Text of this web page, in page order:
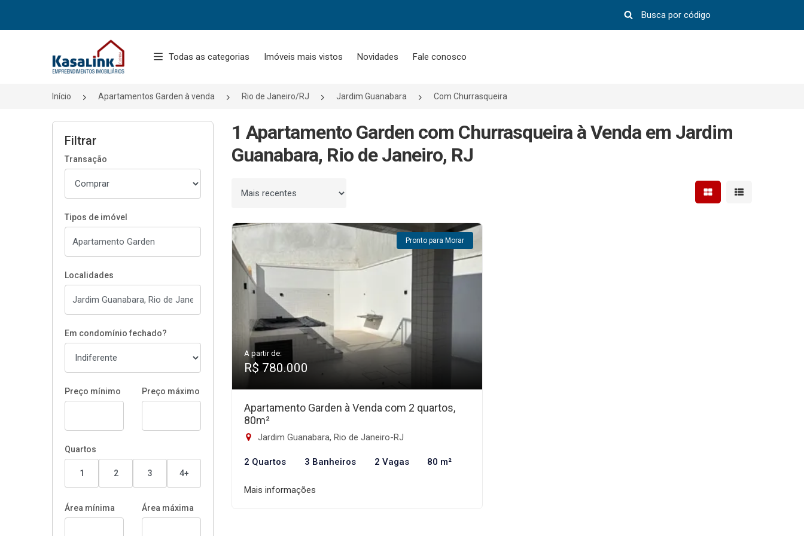
Página inicial
Todas as categorias Imóveis mais vistos Novidades Fale conosco
Início Apartamentos Garden à venda Rio de Janeiro/RJ Jardim Guanabara Com Churrasqueira
Filtrar
Transação
Tipos de imóvel
Localidades
Em condomínio fechado?
Preço mínimo Preço máximo
Quartos
1 2 3 4+
Área mínima Área máxima
1 Apartamento Garden com Churrasqueira à Venda em Jardim
Guanabara, Rio de Janeiro, RJ
Ordenar por Mostrar resultados em
Mostrar
Pronto para Morar
A partir de:
R$ 780.000
Apartamento Garden à Venda com 2 quartos,
80m²
Jardim Guanabara, Rio de Janeiro-RJ
2 Quartos 3 Banheiros 2 Vagas 80 m²
Mais informações